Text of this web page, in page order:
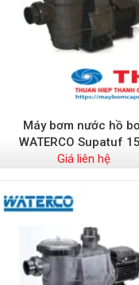
Máy bơm nước hồ
WATERCO Supatuf
Giá liên hệ